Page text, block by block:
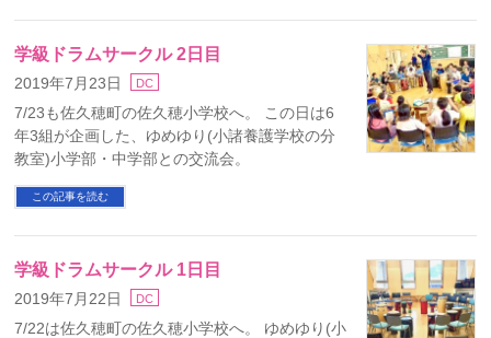
学級ドラムサークル 2日目
2019年7月23日 DC
7/23も佐久穂町の佐久穂小学校へ。 この日は6
年3組が企画した、ゆめゆり(小諸養護学校の分
教室)小学部・中学部との交流会。
この記事を読む
学級ドラムサークル 1日目
2019年7月22日 DC
7/22は佐久穂町の佐久穂小学校へ。 ゆめゆり(小